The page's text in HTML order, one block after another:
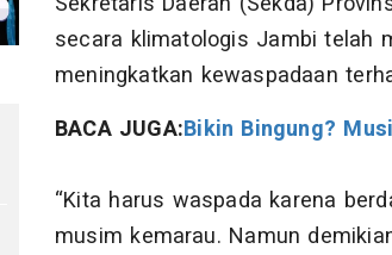
secara klimatologis Jambi telah
meningkatkan kewaspadaan
BACA JUGA:Bikin Bingung?
“Kita harus waspada karena
musim kemarau. Namun